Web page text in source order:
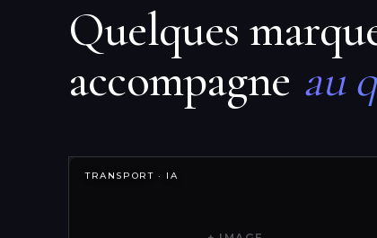
Quelques
accompagne au
TRANSPORT · IA